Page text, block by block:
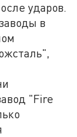
ударов.
в
"Fire